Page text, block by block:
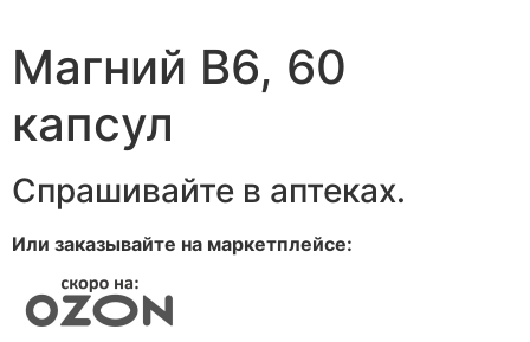
Магний В6, 60
капсул
Спрашивайте в аптеках.
Или заказывайте на маркетплейсе: